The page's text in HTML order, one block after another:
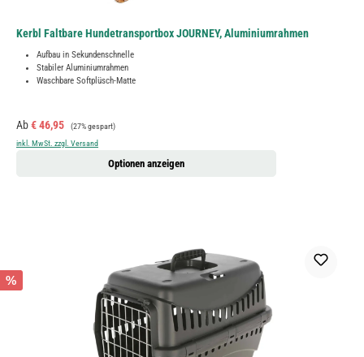
Kerbl Faltbare Hundetransportbox JOURNEY, Aluminiumrahmen
Aufbau in Sekundenschnelle
Stabiler Aluminiumrahmen
Waschbare Softplüsch-Matte
Verkaufspreis:
Ab€ 46,95 Regulärer Preis:
(27% gespart)
inkl. MwSt. zzgl. Versand
Optionen anzeigen
%